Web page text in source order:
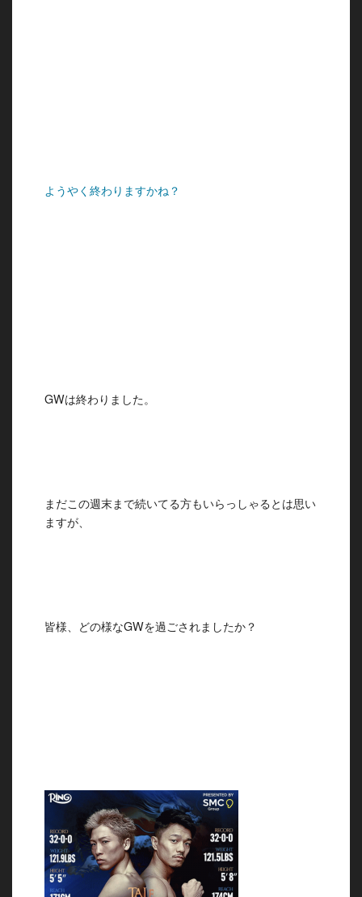
ようやく終わりますかね？
GWは終わりました。
まだこの週末まで続いてる方もいらっしゃるとは思い
ますが、
皆様、どの様なGWを過ごされましたか？